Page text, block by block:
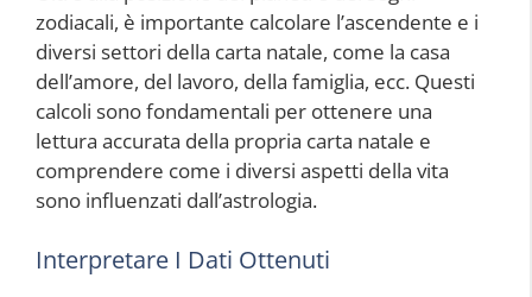
zodiacali, è importante calcolare l’ascendente e i
diversi settori della carta natale, come la casa
dell’amore, del lavoro, della famiglia, ecc. Questi
calcoli sono fondamentali per ottenere una
lettura accurata della propria carta natale e
comprendere come i diversi aspetti della vita
sono influenzati dall’astrologia.
Interpretare I Dati Ottenuti